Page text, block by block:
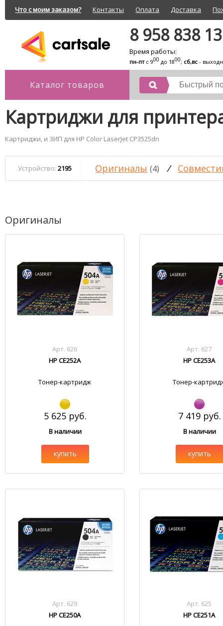
Что с моим заказом? Контакты Оплата Доставка
8 958 838
Время работы:
пн-птс 900 до 1800; сб,вс -
Каталог товаров
Картриджи для
Картриджи, и ЗИП для HP Color LaserJet CP3525dn
Устройство: 2195 Оригиналы (4) /
Оригиналы
Арт. 626
HP CE252A
Тонер-картридж
5 625 руб.
В наличии
купить
Арт. 627
HP CE253A
Тонер-
7 419 руб.
В наличии
купить
Арт. 629
HP CE250A
Арт. 625
HP CE251A